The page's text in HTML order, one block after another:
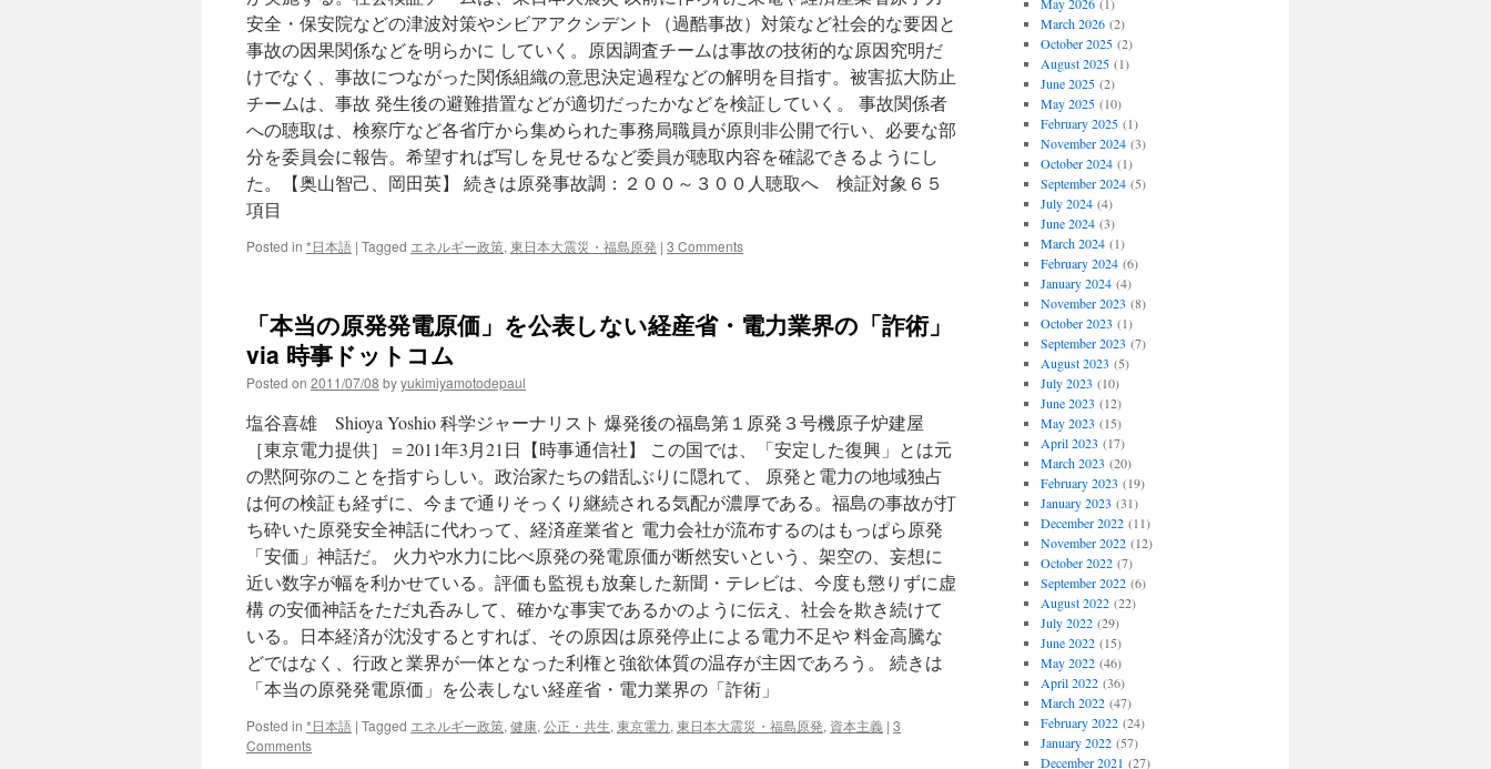
安全・保安院などの津波対策やシビアアクシデント（過酷事故）対策など社会的な要因と
事故の因果関係などを明らかに していく。原因調査チームは事故の技術的な原因究明だ
けでなく、事故につながった関係組織の意思決定過程などの解明を目指す。被害拡大防止
チームは、事故 発生後の避難措置などが適切だったかなどを検証していく。 事故関係者
への聴取は、検察庁など各省庁から集められた事務局職員が原則非公開で行い、必要な部
分を委員会に報告。希望すれば写しを見せるなど委員が聴取内容を確認できるようにし
た。【奥山智己、岡田英】 続きは原発事故調：２００～３００人聴取へ 検証対象６５
項目
Posted in *日本語 | Tagged エネルギー政策, 東日本大震災・福島原発 | 3 Comments
「本当の原発発電原価」を公表しない経産省・電力業界の「詐術」
via 時事ドットコム
Posted on 2011/07/08 byyukimiyamotodepaul
塩谷喜雄 Shioya Yoshio 科学ジャーナリスト 爆発後の福島第１原発３号機原子炉建屋
［東京電力提供］＝2011年3月21日【時事通信社】 この国では、「安定した復興」とは元
の黙阿弥のことを指すらしい。政治家たちの錯乱ぶりに隠れて、 原発と電力の地域独占
は何の検証も経ずに、今まで通りそっくり継続される気配が濃厚である。福島の事故が打
ち砕いた原発安全神話に代わって、経済産業省と 電力会社が流布するのはもっぱら原発
「安価」神話だ。 火力や水力に比べ原発の発電原価が断然安いという、架空の、妄想に
近い数字が幅を利かせている。評価も監視も放棄した新聞・テレビは、今度も懲りずに虚
構 の安価神話をただ丸呑みして、確かな事実であるかのように伝え、社会を欺き続けて
いる。日本経済が沈没するとすれば、その原因は原発停止による電力不足や 料金高騰な
どではなく、行政と業界が一体となった利権と強欲体質の温存が主因であろう。 続きは
「本当の原発発電原価」を公表しない経産省・電力業界の「詐術」
Posted in *日本語 | Tagged エネルギー政策, 健康, 公正・共生, 東京電力, 東日本大震災・福島原発, 資本主義 | 3
Comments
March 2026(2)
October 2025(2)
August 2025(1)
June 2025(2)
May 2025(10)
February 2025(1)
November 2024(3)
October 2024(1)
September 2024(5)
July 2024(4)
June 2024(3)
March 2024(1)
February 2024(6)
January 2024(4)
November 2023 (8)
October 2023 (1)
September 2023 (7)
August 2023 (5)
July 2023 (10)
June 2023 (12)
May 2023 (15)
April 2023 (17)
March 2023 (20)
February 2023 (19)
January 2023 (31)
December 2022(11)
November 2022(12)
October 2022(7)
September 2022(6)
August 2022(22)
July 2022(29)
June 2022(15)
May 2022(46)
April 2022(36)
March 2022(47)
February 2022(24)
January 2022(57)
December 2021 (27)